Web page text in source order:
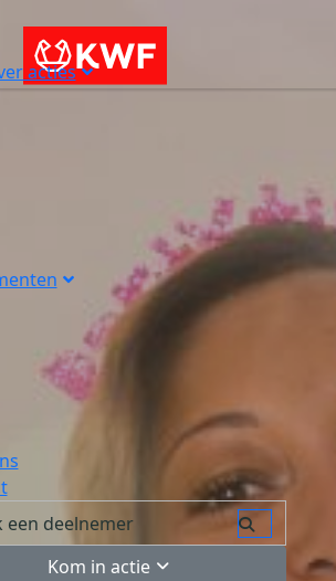
acties
Kom in actie